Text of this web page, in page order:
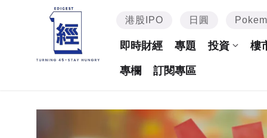
港股IPO 日圓
即時財經 專題 投資 樓
專欄 訂閱專區